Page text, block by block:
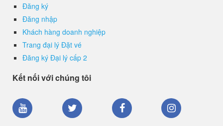
Đăng ký
Đăng nhập
Khách hàng doanh nghiệp
Trang đại lý Đặt vé
Đăng ký Đại lý cấp 2
Kết nối với chúng tôi